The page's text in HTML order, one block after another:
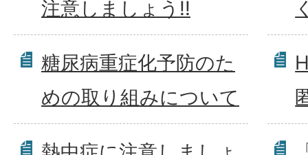
注意しましょう!!
糖尿病重症化予防のた
めの取り組みについて